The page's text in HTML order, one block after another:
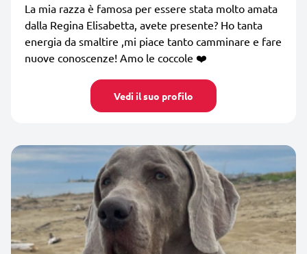
La mia razza è famosa per essere stata molto amata
dalla Regina Elisabetta, avete presente? Ho tanta
energia da smaltire ,mi piace tanto camminare e fare
nuove conoscenze! Amo le coccole ❤️
Vedi il suo profilo